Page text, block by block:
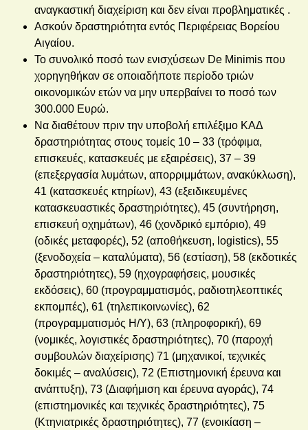
αναγκαστική διαχείριση και δεν είναι προβληματικές .
Ασκούν δραστηριότητα εντός Περιφέρειας Βορείου
Αιγαίου.
Το συνολικό ποσό των ενισχύσεων De Minimis που
χορηγηθήκαν σε οποιαδήποτε περίοδο τριών
οικονομικών ετών να μην υπερβαίνει το ποσό των
300.000 Ευρώ.
Να διαθέτουν πριν την υποβολή επιλέξιμο ΚΑΔ
δραστηριότητας στους τομείς 10 – 33 (τρόφιμα,
επισκευές, κατασκευές με εξαιρέσεις), 37 – 39
(επεξεργασία λυμάτων, απορριμμάτων, ανακύκλωση),
41 (κατασκευές κτηρίων), 43 (εξειδικευμένες
κατασκευαστικές δραστηριότητες), 45 (συντήρηση,
επισκευή οχημάτων), 46 (χονδρικό εμπόριο), 49
(οδικές μεταφορές), 52 (αποθήκευση, logistics), 55
(ξενοδοχεία – καταλύματα), 56 (εστίαση), 58 (εκδοτικές
δραστηριότητες), 59 (ηχογραφήσεις, μουσικές
εκδόσεις), 60 (προγραμματισμός, ραδιοτηλεοπτικές
εκπομπές), 61 (τηλεπικοινωνίες), 62
(προγραμματισμός Η/Υ), 63 (πληροφορική), 69
(νομικές, λογιστικές δραστηριότητες), 70 (παροχή
συμβουλών διαχείρισης) 71 (μηχανικοί, τεχνικές
δοκιμές – αναλύσεις), 72 (Επιστημονική έρευνα και
ανάπτυξη), 73 (Διαφήμιση και έρευνα αγοράς), 74
(επιστημονικές και τεχνικές δραστηριότητες), 75
(Κτηνιατρικές δραστηριότητες), 77 (ενοικίαση –